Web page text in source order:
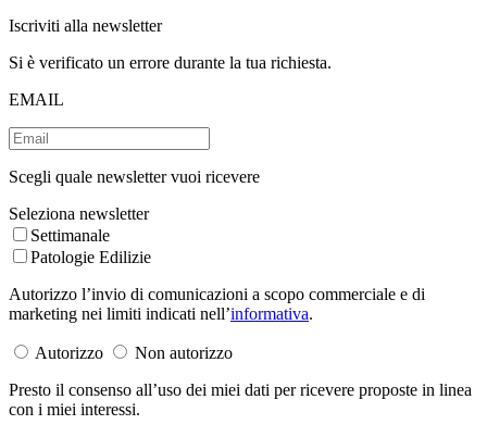
Iscriviti alla newsletter
Si è verificato un errore durante la tua richiesta.
EMAIL
Scegli quale newsletter vuoi ricevere
Seleziona newsletter
Settimanale
Patologie Edilizie
Autorizzo l’invio di comunicazioni a scopo commerciale e di
marketing nei limiti indicati nell’informativa.
Autorizzo
Non autorizzo
Presto il consenso all’uso dei miei dati per ricevere proposte in linea
con i miei interessi.